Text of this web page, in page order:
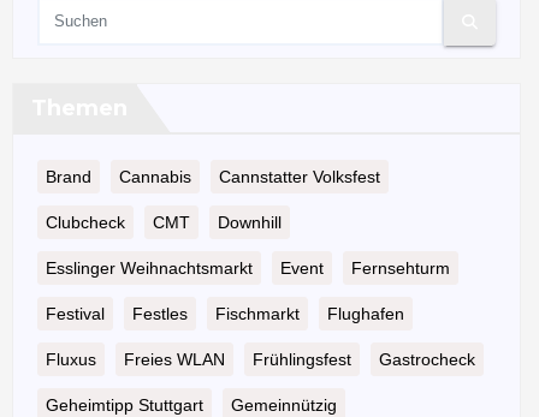
Brand Cannabis Cannstatter Volksfest
Clubcheck CMT Downhill
Esslinger Weihnachtsmarkt Event Fernsehturm
Festival Festles Fischmarkt Flughafen
Fluxus Freies WLAN Frühlingsfest Gastrocheck
Geheimtipp Stuttgart Gemeinnützig